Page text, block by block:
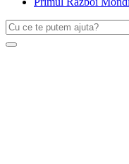
Caută
după:
Search